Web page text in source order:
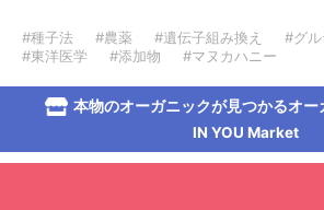
#種子法 #農薬 #遺伝子組み換え
#グ
#東洋医学
#添加物 #マヌカハニー
本物のオーガニックが見つかるオー
IN YOU Market